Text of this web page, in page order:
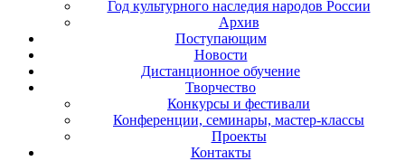
Год культурного наследия народов России
Архив
Поступающим
Новости
Дистанционное обучение
Творчество
Конкурсы и фестивали
Конференции, семинары, мастер-классы
Проекты
Контакты